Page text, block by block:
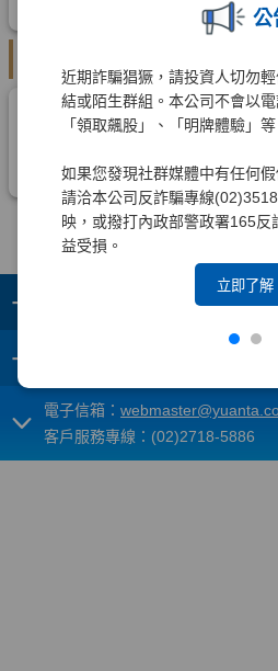
公
近期詐騙猖獗，請投資人切勿
結或陌生群組。本公司不會以
「領取飆股」、「明牌體驗」等
如果您發現社群媒體中有任何
請洽本公司反詐騙專線
映，或撥打內政部警政署165
益受損。
立即了解
+
+
電子信箱：
客戶服務專線：(02)2718-5886